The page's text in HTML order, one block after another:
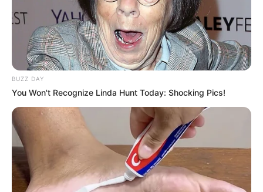
BUZZ DAY
You Won't Recognize Linda Hunt Today: Shocking Pics!